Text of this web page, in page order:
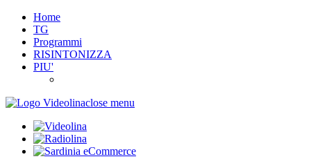
Home
TG
Programmi
RISINTONIZZA
PIU'
close menu